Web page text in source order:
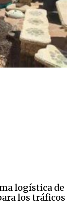
logística de
los tráficos